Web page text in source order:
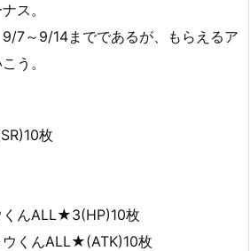
ス。
7～9/14までであるが、もらえるア
う。
枚
くんALL★3(HP)10枚
ウくんALL★(ATK)10枚